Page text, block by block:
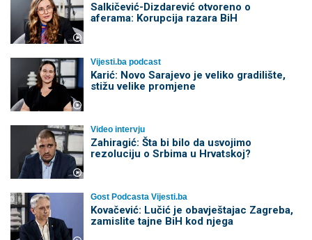
Salkičević-Dizdarević otvoreno o
aferama: Korupcija razara BiH
Vijesti.ba podcast
Karić: Novo Sarajevo je veliko gradilište,
stižu velike promjene
Video intervju
Zahiragić: Šta bi bilo da usvojimo
rezoluciju o Srbima u Hrvatskoj?
Gost Podcasta Vijesti.ba
Kovačević: Lučić je obavještajac Zagreba,
zamislite tajne BiH kod njega